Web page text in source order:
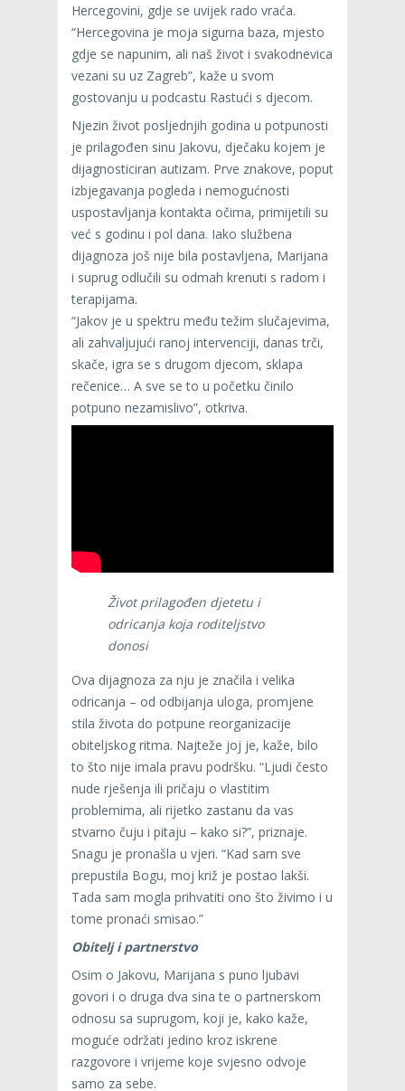
Hercegovini, gdje se uvijek rado vraća.
“Hercegovina je moja sigurna baza, mjesto
gdje se napunim, ali naš život i svakodnevica
vezani su uz Zagreb”, kaže u svom
gostovanju u podcastu Rastući s djecom.
Njezin život posljednjih godina u potpunosti
je prilagođen sinu Jakovu, dječaku kojem je
dijagnosticiran autizam. Prve znakove, poput
izbjegavanja pogleda i nemogućnosti
uspostavljanja kontakta očima, primijetili su
već s godinu i pol dana. Iako službena
dijagnoza još nije bila postavljena, Marijana
i suprug odlučili su odmah krenuti s radom i
terapijama.
“Jakov je u spektru među težim slučajevima,
ali zahvaljujući ranoj intervenciji, danas trči,
skače, igra se s drugom djecom, sklapa
rečenice… A sve se to u početku činilo
potpuno nezamislivo”, otkriva.
Život prilagođen djetetu i
odricanja koja roditeljstvo
donosi
Ova dijagnoza za nju je značila i velika
odricanja – od odbijanja uloga, promjene
stila života do potpune reorganizacije
obiteljskog ritma. Najteže joj je, kaže, bilo
to što nije imala pravu podršku. “Ljudi često
nude rješenja ili pričaju o vlastitim
problemima, ali rijetko zastanu da vas
stvarno čuju i pitaju – kako si?”, priznaje.
Snagu je pronašla u vjeri. “Kad sam sve
prepustila Bogu, moj križ je postao lakši.
Tada sam mogla prihvatiti ono što živimo i u
tome pronaći smisao.”
Obitelj i partnerstvo
Osim o Jakovu, Marijana s puno ljubavi
govori i o druga dva sina te o partnerskom
odnosu sa suprugom, koji je, kako kaže,
moguće održati jedino kroz iskrene
razgovore i vrijeme koje svjesno odvoje
samo za sebe.